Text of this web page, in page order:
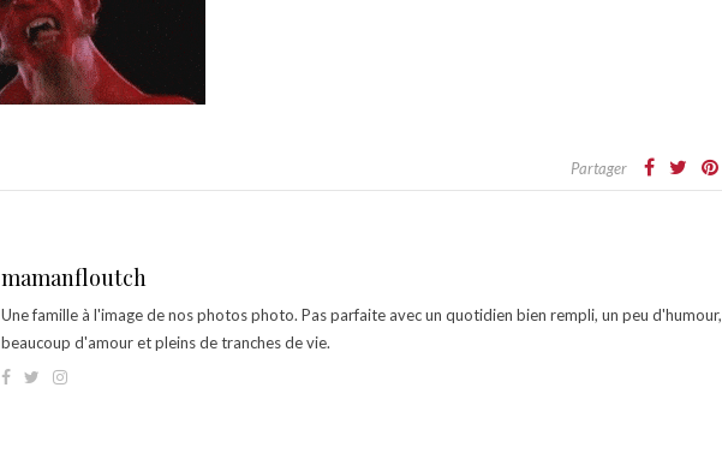
Partager
mamanfloutch
Une famille à l'image de nos photos photo. Pas parfaite avec un quotidien bien rempli, un peu d'humour,
beaucoup d'amour et pleins de tranches de vie.